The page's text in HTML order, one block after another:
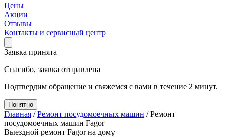
Цены
Акции
Отзывы
Контакты и сервисный центр
Заявка принята
Спасибо, заявка отправлена
Подтвердим обращение и свяжемся с вами в течение 2 минут.
Понятно
Главная /Ремонт посудомоечных машин /Ремонт
посудомоечных машин Fagor
Выездной ремонт Fagor на дому